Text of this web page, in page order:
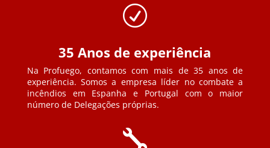
R
35 Anos de experiência
Na Profuego, contamos com mais de 35 anos de
experiência. Somos a empresa líder no combate a
incêndios em Espanha e Portugal com o maior
número de Delegações próprias.
